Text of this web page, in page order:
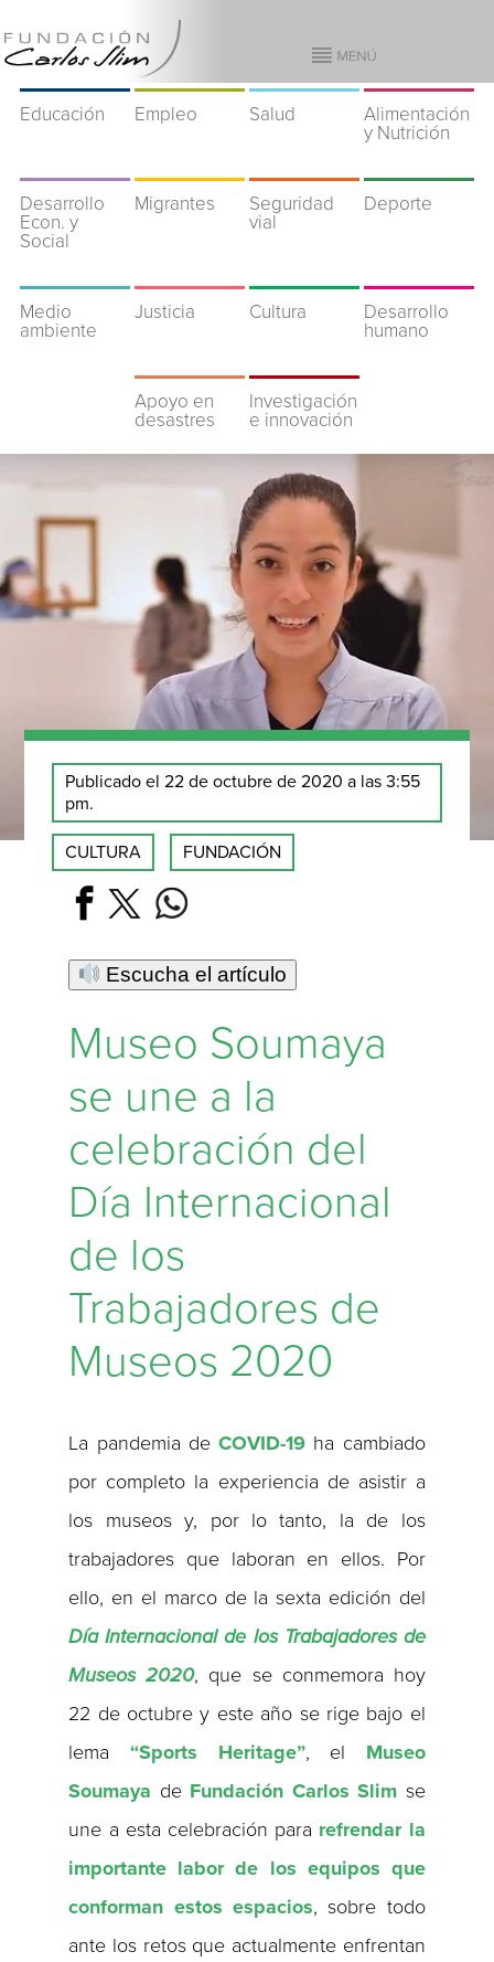
Educación Empleo Salud
Alimentación
y Nutrición
Desarrollo
Econ. y
Social
Migrantes
Seguridad
vial
Deporte
Medio
ambiente
Justicia Cultura
Desarrollo
humano
Apoyo en
desastres
Investigación
e innovación
Publicado el 22 de octubre de 2020 a las 3:55
pm.
CULTURA FUNDACIÓN
Escucha el artículo
Museo Soumaya
se une a la
celebración del
Día Internacional
de los
Trabajadores de
Museos 2020
La pandemia deCOVID-19 ha cambiado
por completo la experiencia de asistir a
los museos y, por lo tanto, la de los
trabajadores que laboran en ellos. Por
ello, en el marco de la sexta edición del
Día Internacional de los Trabajadores de
Museos 2020, que se conmemora hoy
22 de octubre y este año se rige bajo el
lema “Sports Heritage”, el Museo
Soumaya de Fundación Carlos Slim se
une a esta celebración para refrendar la
importante labor de los equipos que
conforman estos espacios, sobre todo
ante los retos que actualmente enfrentan